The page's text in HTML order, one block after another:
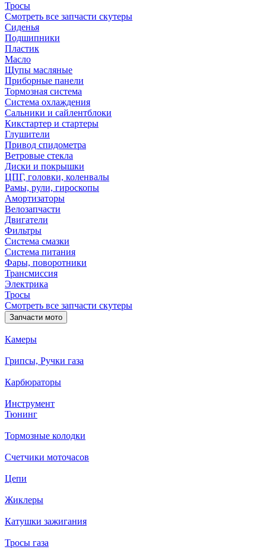
Тросы
Смотреть все запчасти скутеры
Сиденья
Подшипники
Пластик
Масло
Щупы масляные
Приборные панели
Тормозная система
Система охлаждения
Сальники и сайлентблоки
Кикстартер и стартеры
Глушители
Привод спидометра
Ветровые стекла
Диски и покрышки
ЦПГ, головки, коленвалы
Рамы, рули, гироскопы
Амортизаторы
Велозапчасти
Двигатели
Фильтры
Система смазки
Система питания
Фары, поворотники
Трансмиссия
Электрика
Тросы
Смотреть все запчасти скутеры
Запчасти мото
Камеры
Грипсы, Ручки газа
Карбюраторы
Инструмент
Тюнинг
Тормозные колодки
Счетчики моточасов
Цепи
Жиклеры
Катушки зажигания
Тросы газа